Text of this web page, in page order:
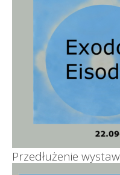
Przedłużenie